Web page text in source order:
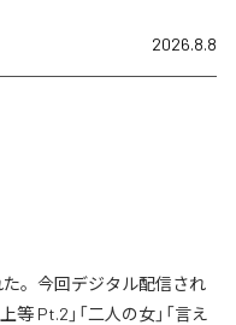
2026.8.8
た。今回デジタル配信され
等 Pt.2」「二人の女」「言え